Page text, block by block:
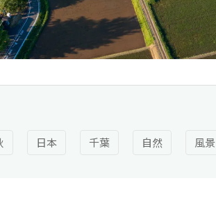
日本 千葉 自然 風景